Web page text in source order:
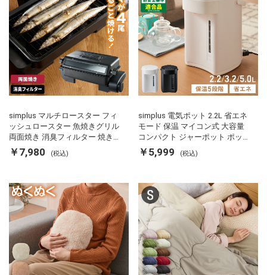
simplus マルチロースター フィ
ッシュロースター 魚焼きグリル
両面焼き 消臭フィルター 焼き魚
両面ヒーター タイマー付き SP-
FRS01 マットブラック シンプラ
￥7,980 (税込)
simplus 電気ポット 2.2L 省エネ
モード 保温 マイコン式 大容量
コンパクト ジャーポット ポット
カルキ抜き 空焚き防止 温度調節
軽量 SP-PD22 シンプラス
￥5,999 (税込)